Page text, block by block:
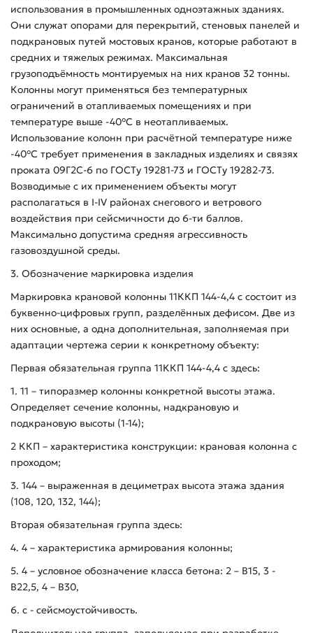
использования в промышленных одноэтажных зданиях.
Они служат опорами для перекрытий, стеновых панелей и
подкрановых путей мостовых кранов, которые работают в
средних и тяжелых режимах. Максимальная
грузоподъёмность монтируемых на них кранов 32 тонны.
Колонны могут применяться без температурных
ограничений в отапливаемых помещениях и при
температуре выше -40°С в неотапливаемых.
Использование колонн при расчётной температуре ниже
-40°С требует применения в закладных изделиях и связях
проката 09Г2С-6 по ГОСТу 19281-73 и ГОСТу 19282-73.
Возводимые с их применением объекты могут
располагаться в I-IV районах снегового и ветрового
воздействия при сейсмичности до 6-ти баллов.
Максимально допустима средняя агрессивность
газовоздушной среды.
3. Обозначение маркировка изделия
Маркировка крановой колонны 11ККП 144-4,4 с состоит из
буквенно-цифровых групп, разделённых дефисом. Две из
них основные, а одна дополнительная, заполняемая при
адаптации чертежа серии к конкретному объекту:
Первая обязательная группа 11ККП 144-4,4 с здесь:
1. 11 – типоразмер колонны конкретной высоты этажа.
Определяет сечение колонны, надкрановую и
подкрановую высоты (1-14);
2 ККП – характеристика конструкции: крановая колонна с
проходом;
3. 144 – выраженная в дециметрах высота этажа здания
(108, 120, 132, 144);
Вторая обязательная группа здесь:
4. 4 – характеристика армирования колонны;
5. 4 – условное обозначение класса бетона: 2 – В15, 3 -
В22,5, 4 – В30,
6. с - сейсмоустойчивость.